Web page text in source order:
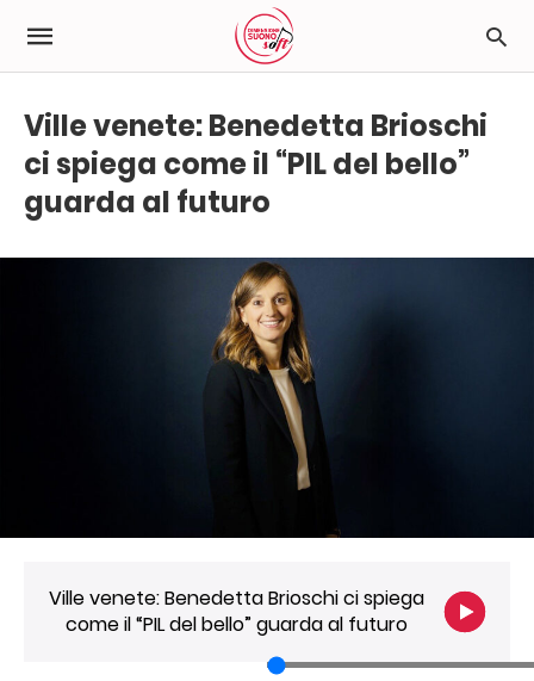
Ville venete: Benedetta Brioschi
ci spiega come il “PIL del bello”
guarda al futuro
Ville venete: Benedetta Brioschi ci spiega
come il “PIL del bello” guarda al futuro